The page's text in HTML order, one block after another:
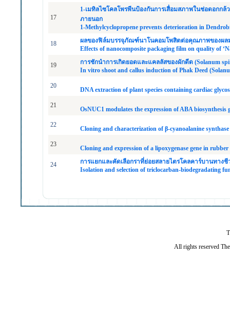
17
1-เมทิลไซโคลโพรพีนป้องกันการเสื่อมสภาพในช่อดอกก
ภายนอก
1-Methylcyclopropene prevents deterioration in
18
ผลของฟิล์มบรรจุภัณฑ์นาโนคอมโพสิตต่อคุณภาพของผล
Effects of nanocomposite packaging film on quality of
19
การชักนำการเกิดยอดและแคลลัสของผักดีด (Solanum
In vitro shoot and callus induction of Phak Deed
20
DNA extraction of plant species containing cardiac
21
OsNUC1 modulates the expression of ABA
22
Cloning and characterization of β-cyanoalanine
23
Cloning and expression of a lipoxygenase gene in
24
การแยกและคัดเลือกราที่ย่อยสลายไตรโคลคาร์บานทาง
Isolation and selection of triclocarban-biodegradating
All rights reserved